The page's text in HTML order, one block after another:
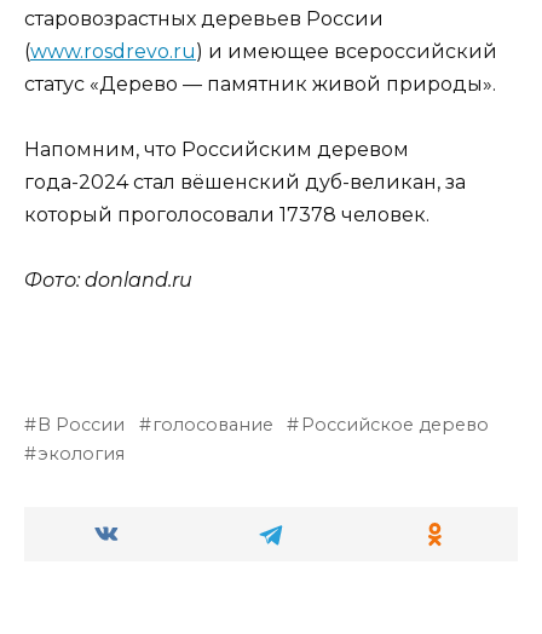
старовозрастных деревьев России
(www.rosdrevo.ru) и имеющее всероссийский
статус «Дерево — памятник живой природы».
Напомним, что Российским деревом
года-2024 стал вёшенский дуб-великан, за
который проголосовали 17378 человек.
Фото:donland.ru
В России голосование
Российское дерево
экология